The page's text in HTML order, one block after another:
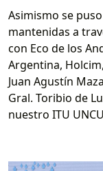
Asimismo se
mantenidas a
con Eco de los
Argentina,
Juan Agustín
Gral. Toribio de
nuestro ITU